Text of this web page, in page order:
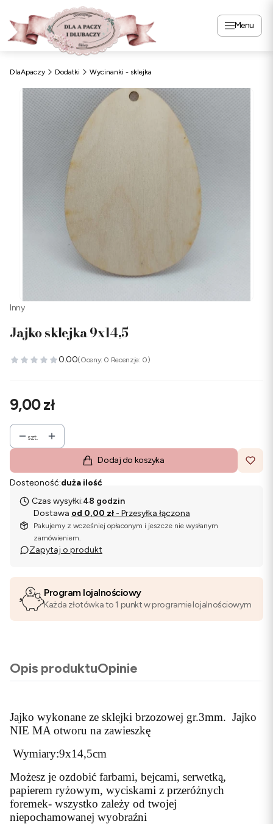
Menu
DlaApaczy Dodatki Wycinanki - sklejka
Inny
Jajko sklejka 9x14,5
0.00(Oceny: 0 Recenzje: 0)
Cena
9,00 zł
szt.
Dodaj do koszyka
Dostępność:duża ilość
Czas wysyłki:48 godzin
Dostawa od 0,00 zł - Przesyłka łączona
Pakujemy z wcześniej opłaconym i jeszcze nie wysłanym
zamówieniem.
Zapytaj o produkt
Program lojalnościowy
Każda złotówka to 1 punkt w programie lojalnościowym
Opis produktuOpinie
Jajko wykonane ze sklejki brzozowej gr.3mm. Jajko
NIE MA otworu na zawieszkę
Wymiary:9x14,5cm
Możesz je ozdobić farbami, bejcami, serwetką,
papierem ryżowym, wyciskami z przeróżnych
foremek- wszystko zależy od twojej
niepochamowanej wyobraźni